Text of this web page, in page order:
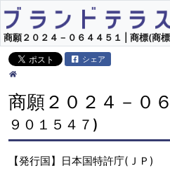
商願２０２４－０６４４５１ | 商標(商
シェア
商願２０２４－０
９０１５４７)
【発行国】日本国特許庁(ＪＰ)